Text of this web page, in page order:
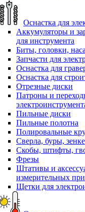
Оснастка для
Аккумуляторы и
для инструмента
Биты, головки,
Запчасти для
Оснастка для
Оснастка для
Отрезные диски
Патроны и
Пильные диски
Пильные полотна
Полировальные
Сверла, буры,
Скобы, штифты,
Фрезы
Штативы и
измерительных
Щетки для